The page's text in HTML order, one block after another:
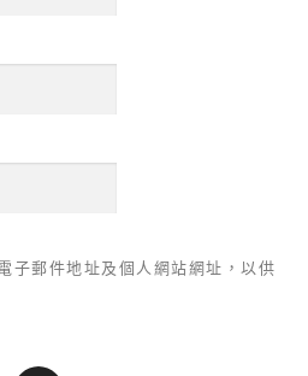
子郵件地址及個人網站網址，以供